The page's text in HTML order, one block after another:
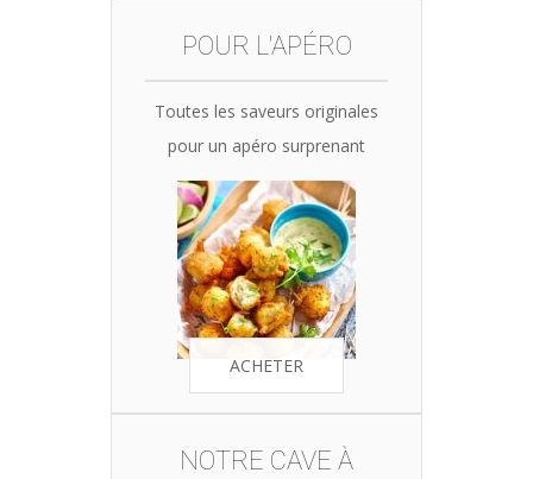
35,90€.34,10€.
POUR L'APÉRO
Toutes les saveurs originales
pour un apéro surprenant
ACHETER
NOTRE CAVE À